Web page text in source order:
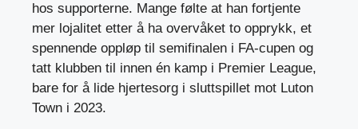
hos supporterne. Mange følte at han fortjente
mer lojalitet etter å ha overvåket to opprykk, et
spennende oppløp til semifinalen i FA-cupen og
tatt klubben til innen én kamp i Premier League,
bare for å lide hjertesorg i sluttspillet mot Luton
Town i 2023.